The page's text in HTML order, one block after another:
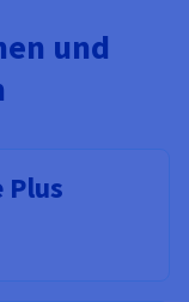
und
Plus